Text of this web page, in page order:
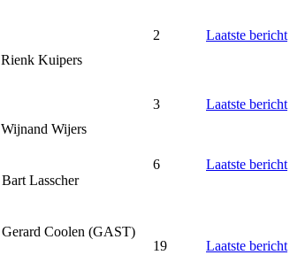
Rienk Kuipers
2 Laatste bericht
Wijnand Wijers
3 Laatste bericht
Bart Lasscher
6 Laatste bericht
Gerard Coolen (GAST)
19 Laatste bericht